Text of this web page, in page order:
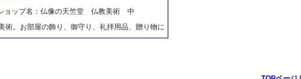
ョップ名：仏像の天竺堂 仏教美術 中
術。お部屋の飾り、御守り、礼拝用品、贈り物に